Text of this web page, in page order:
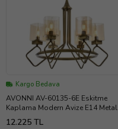
Kargo Bedava
AVONNI AV-60135-6E Eskitme
Kaplama Modern Avize E14 Metal
Cam 60cm
12.225 TL